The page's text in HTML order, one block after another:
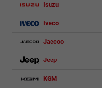
Isuzu
Iveco
Jaecoo
Jeep
KGM